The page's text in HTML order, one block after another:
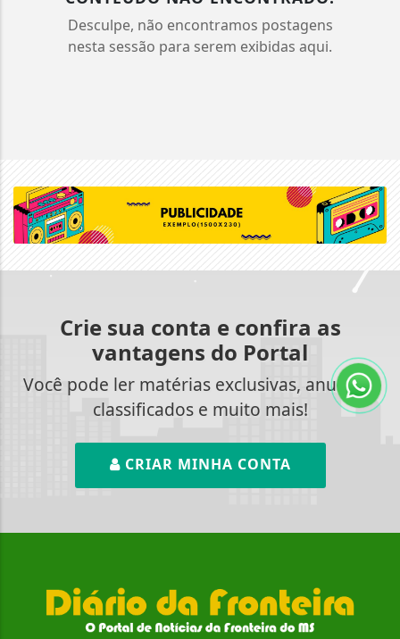
Desculpe, não encontramos postagens
nesta sessão para serem exibidas aqui.
Crie sua conta e confira as
vantagens do Portal
Você pode ler matérias exclusivas, anunciar
classificados e muito mais!
CRIAR MINHA CONTA